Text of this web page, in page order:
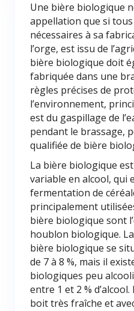
Une bière biologique
appellation que si
nécessaires à sa
l’orge, est issu de
bière biologique doit
fabriquée dans une
règles précises de
l’environnement,
est du gaspillage de
pendant le brassage,
qualifiée de bière
La bière biologique
variable en alcool, qui
fermentation de
principalement
bière biologique sont
houblon biologique.
bière biologique se
de 7 à 8 %, mais il
biologiques peu
entre 1 et 2 %
boit très fraîche et